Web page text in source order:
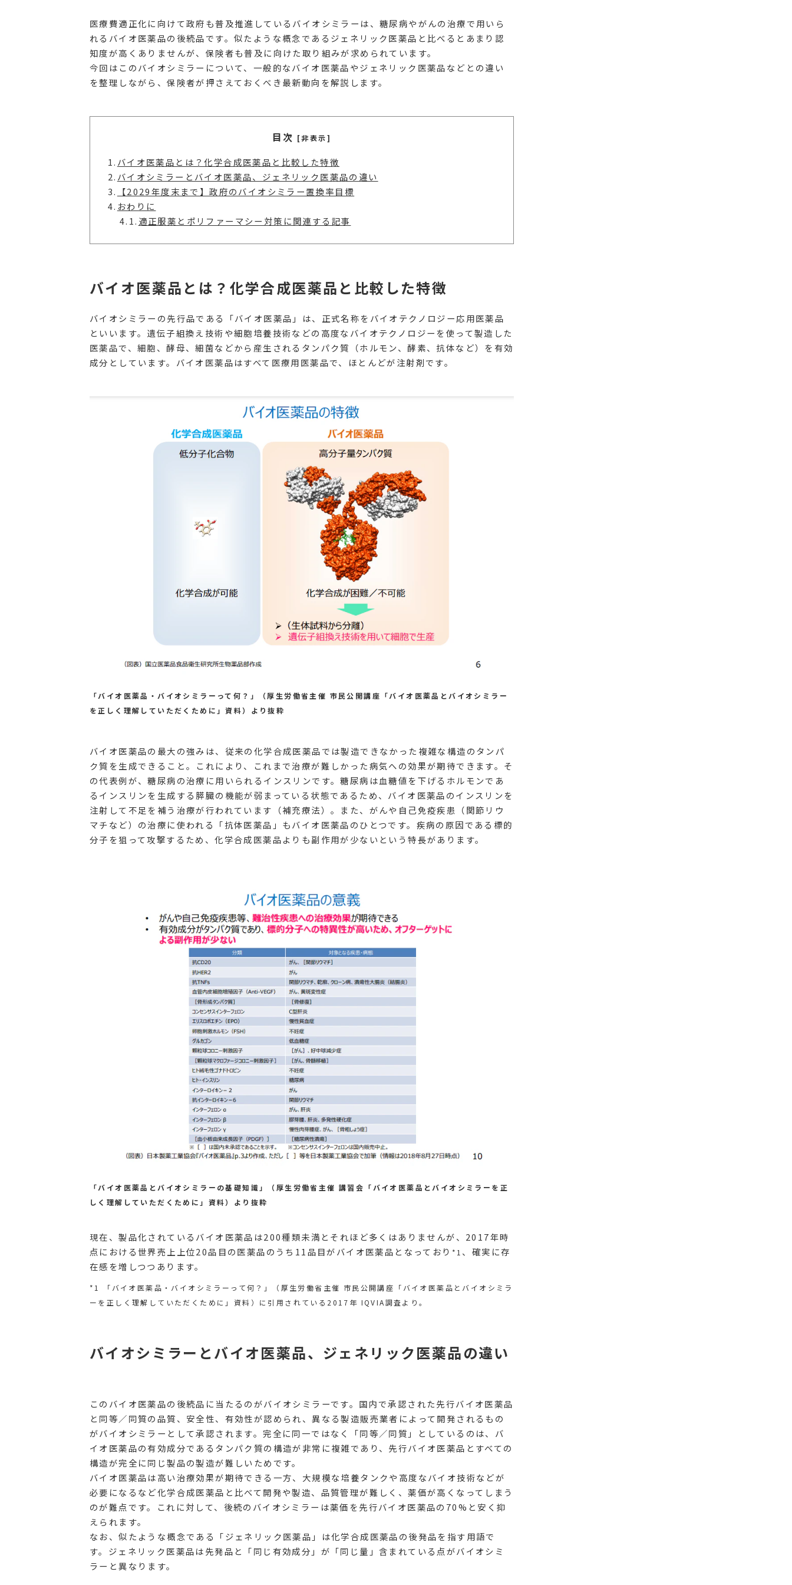
医療費適正化に向けて政府も普及推進しているバイオシミラーは、糖尿病やがんの治療で用いら
れるバイオ医薬品の後続品です。似たような概念であるジェネリック医薬品と比べるとあまり認
知度が高くありませんが、保険者も普及に向けた取り組みが求められています。
今回はこのバイオシミラーについて、一般的なバイオ医薬品やジェネリック医薬品などとの違い
を整理しながら、保険者が押さえておくべき最新動向を解説します。
目次 [非表示]
1. バイオ医薬品とは？化学合成医薬品と比較した特徴
2. バイオシミラーとバイオ医薬品、ジェネリック医薬品の違い
3.
【2029年度末まで】政府のバイオシミラー置換率目標
4. おわりに
4.1. 適正服薬とポリファーマシー対策に関連する記事
バイオ医薬品とは？化学合成医薬品と比較した特徴
バイオシミラーの先行品である「バイオ医薬品」は、正式名称をバイオテクノロジー応用医薬品
といいます。遺伝子組換え技術や細胞培養技術などの高度なバイオテクノロジーを使って製造した
医薬品で、細胞、酵母、細菌などから産生されるタンパク質（ホルモン、酵素、抗体など）を有効
成分としています。バイオ医薬品はすべて医療用医薬品で、ほとんどが注射剤です。
「バイオ医薬品・バイオシミラーって何？」（厚生労働省主催 市民公開講座「バイオ医薬品とバイオシミラー
を正しく理解していただくために」資料）より抜粋
バイオ医薬品の最大の強みは、従来の化学合成医薬品では製造できなかった複雑な構造のタンパ
ク質を生成できること。これにより、これまで治療が難しかった病気への効果が期待できます。そ
の代表例が、糖尿病の治療に用いられるインスリンです。糖尿病は血糖値を下げるホルモンであ
るインスリンを生成する膵臓の機能が弱まっている状態であるため、バイオ医薬品のインスリンを
注射して不足を補う治療が行われています（補充療法）。また、がんや自己免疫疾患（関節リウ
マチなど）の治療に使われる「抗体医薬品」もバイオ医薬品のひとつです。疾病の原因である標的
分子を狙って攻撃するため、化学合成医薬品よりも副作用が少ないという特長があります。
「バイオ医薬品とバイオシミラーの基礎知識」（厚生労働省主催 講習会「バイオ医薬品とバイオシミラーを正
しく理解していただくために」資料）より抜粋
現在、製品化されているバイオ医薬品は200種類未満とそれほど多くはありませんが、2017年時
点における世界売上上位20品目の医薬品のうち11品目がバイオ医薬品となっており *1 、確実に存
在感を増しつつあります。
*1 「バイオ医薬品・バイオシミラーって何？」（厚生労働省主催 市民公開講座「バイオ医薬品とバイオシミラ
ーを正しく理解していただくために」資料）に引用されている2017年 IQVIA調査より。
バイオシミラーとバイオ医薬品、ジェネリック医薬品の違い
このバイオ医薬品の後続品に当たるのがバイオシミラーです。国内で承認された先行バイオ医薬品
と同等／同質の品質、安全性、有効性が認められ、異なる製造販売業者によって開発されるもの
がバイオシミラーとして承認されます。完全に同一ではなく「同等／同質」としているのは、バ
イオ医薬品の有効成分であるタンパク質の構造が非常に複雑であり、先行バイオ医薬品とすべての
構造が完全に同じ製品の製造が難しいためです。
バイオ医薬品は高い治療効果が期待できる一方、大規模な培養タンクや高度なバイオ技術などが
必要になるなど化学合成医薬品と比べて開発や製造、品質管理が難しく、薬価が高くなってしまう
のが難点です。これに対して、後続のバイオシミラーは薬価を先行バイオ医薬品の70%と安く抑
えられます。
なお、似たような概念である「ジェネリック医薬品」は化学合成医薬品の後発品を指す用語で
す。ジェネリック医薬品は先発品と「同じ有効成分」が「同じ量」含まれている点がバイオシミ
ラーと異なります。